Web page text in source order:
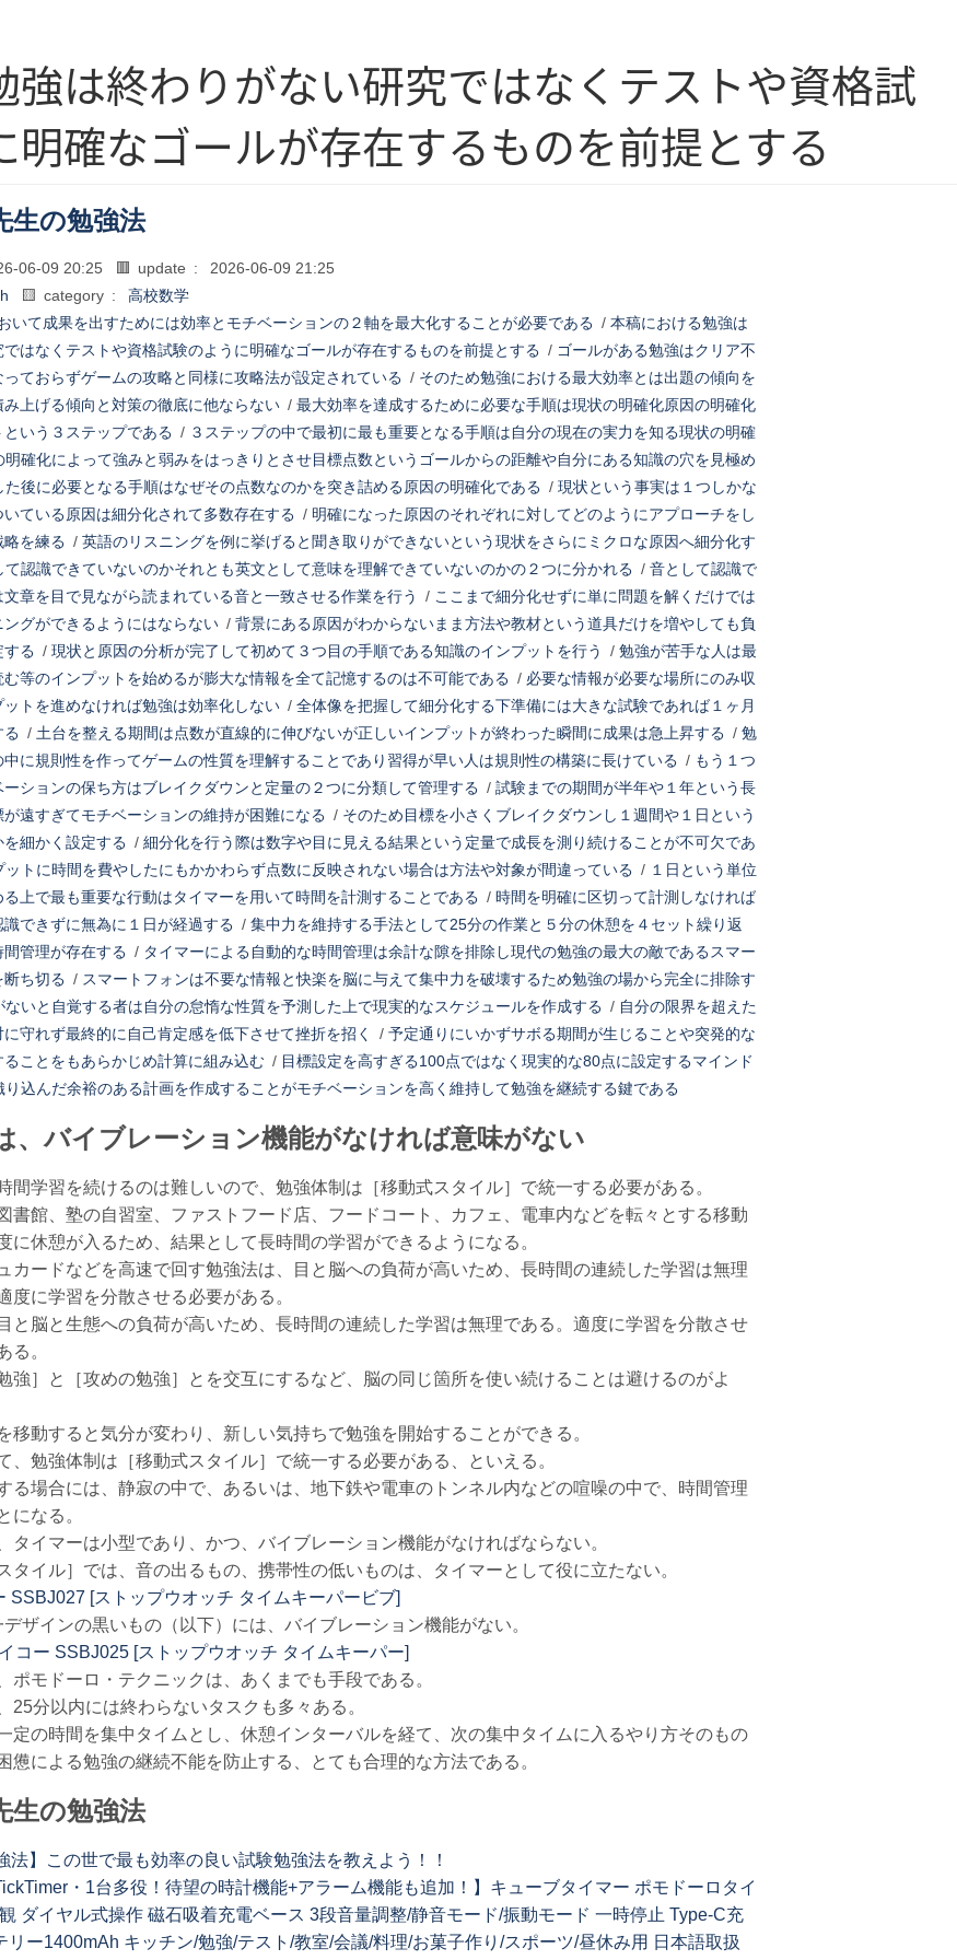
強は終わりがない研究ではなくテストや資格試
明確なゴールが存在するものを前提とする
生の勉強法
06-09 20:25 🟥 update :
2026-06-09 21:25
🟨 category :
高校数学
いて成果を出すためには効率とモチベーションの２軸を最大化することが必要である / 本稿における勉強は
はなくテストや資格試験のように明確なゴールが存在するものを前提とする / ゴールがある勉強はクリア不
ておらずゲームの攻略と同様に攻略法が設定されている / そのため勉強における最大効率とは出題の傾向を
み上げる傾向と対策の徹底に他ならない/ 最大効率を達成するために必要な手順は現状の明確化原因の明確化
いう３ステップである / ３ステップの中で最初に最も重要となる手順は自分の現在の実力を知る現状の明確
明確化によって強みと弱みをはっきりとさせ目標点数というゴールからの距離や自分にある知識の穴を見極め
た後に必要となる手順はなぜその点数なのかを突き詰める原因の明確化である / 現状という事実は１つしかな
ている原因は細分化されて多数存在する / 明確になった原因のそれぞれに対してどのようにアプローチをし
略を練る / 英語のリスニングを例に挙げると聞き取りができないという現状をさらにミクロな原因へ細分化す
て認識できていないのかそれとも英文として意味を理解できていないのかの２つに分かれる / 音として認識で
章を目で見ながら読まれている音と一致させる作業を行う
/ ここまで細分化せずに単に問題を解くだけでは
グができるようにはならない/ 背景にある原因がわからないまま方法や教材という道具だけを増やしても負
する / 現状と原因の分析が完了して初めて３つ目の手順である知識のインプットを行う / 勉強が苦手な人は最
等のインプットを始めるが膨大な情報を全て記憶するのは不可能である / 必要な情報が必要な場所にのみ収
ットを進めなければ勉強は効率化しない/ 全体像を把握して細分化する下準備には大きな試験であれば１ヶ月
る / 土台を整える期間は点数が直線的に伸びないが正しいインプットが終わった瞬間に成果は急上昇する / 勉
に規則性を作ってゲームの性質を理解することであり習得が早い人は規則性の構築に長けている / もう１つ
ションの保ち方はブレイクダウンと定量の２つに分類して管理する / 試験までの期間が半年や１年という長
遠すぎてモチベーションの維持が困難になる / そのため目標を小さくブレイクダウンし１週間や１日という
細かく設定する / 細分化を行う際は数字や目に見える結果という定量で成長を測り続けることが不可欠であ
ットに時間を費やしたにもかかわらず点数に反映されない場合は方法や対象が間違っている / １日という単位
上で最も重要な行動はタイマーを用いて時間を計測することである / 時間を明確に区切って計測しなければ
できずに無為に１日が経過する / 集中力を維持する手法として25分の作業と５分の休憩を４セット繰り返
管理が存在する / タイマーによる自動的な時間管理は余計な隙を排除し現代の勉強の最大の敵であるスマー
断ち切る / スマートフォンは不要な情報と快楽を脳に与えて集中力を破壊するため勉強の場から完全に排除す
ないと自覚する者は自分の怠惰な性質を予測した上で現実的なスケジュールを作成する / 自分の限界を超えた
守れず最終的に自己肯定感を低下させて挫折を招く
/ 予定通りにいかずサボる期間が生じることや突発的な
ることをもあらかじめ計算に組み込む/ 目標設定を高すぎる100点ではなく現実的な80点に設定するマインド
り込んだ余裕のある計画を作成することがモチベーションを高く維持して勉強を継続する鍵である
、バイブレーション機能がなければ意味がない
間学習を続けるのは難しいので、勉強体制は［移動式スタイル］で統一する必要がある。
書館、塾の自習室、ファストフード店、フードコート、カフェ、電車内などを転々とする移動
に休憩が入るため、結果として長時間の学習ができるようになる。
カードなどを高速で回す勉強法は、目と脳への負荷が高いため、長時間の連続した学習は無理
度に学習を分散させる必要がある。
と脳と生態への負荷が高いため、長時間の連続した学習は無理である。適度に学習を分散させ
る。
強］と［攻めの勉強］とを交互にするなど、脳の同じ箇所を使い続けることは避けるのがよ
移動すると気分が変わり、新しい気持ちで勉強を開始することができる。
、勉強体制は［移動式スタイル］で統一する必要がある、といえる。
る場合には、静寂の中で、あるいは、地下鉄や電車のトンネル内などの喧噪の中で、時間管理
になる。
タイマーは小型であり、かつ、バイブレーション機能がなければならない。
タイル］では、音の出るもの、携帯性の低いものは、タイマーとして役に立たない。
SSBJ027 [ストップウオッチ タイムキーパービブ]
デザインの黒いもの（以下）には、バイブレーション機能がない。
コー SSBJ025 [ストップウオッチ タイムキーパー]
ポモドーロ・テクニックは、あくまでも手段である。
25分以内には終わらないタスクも多々ある。
定の時間を集中タイムとし、休憩インターバルを経て、次の集中タイムに入るやり方そのもの
憊による勉強の継続不能を防止する、とても合理的な方法である。
生の勉強法
法】この世で最も効率の良い試験勉強法を教えよう！！
・1台多役！待望の時計機能+アラーム機能も追加！】キューブタイマー ポモドーロタイ
ダイヤル式操作 磁石吸着充電ベース 3段音量調整/静音モード/振動モード 一時停止 Type-C充
リー1400mAh キッチン/勉強/テスト/教室/会議/料理/お菓子作り/スポーツ/昼休み用 日本語取扱